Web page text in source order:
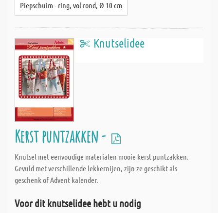
Piepschuim - ring, vol rond, Ø 10 cm
Knutselidee
Kerst puntzakken -
Knutsel met eenvoudige materialen mooie kerst puntzakken.
Gevuld met verschillende lekkernijen, zijn ze geschikt als
geschenk of Advent kalender.
Voor dit knutselidee hebt u nodig